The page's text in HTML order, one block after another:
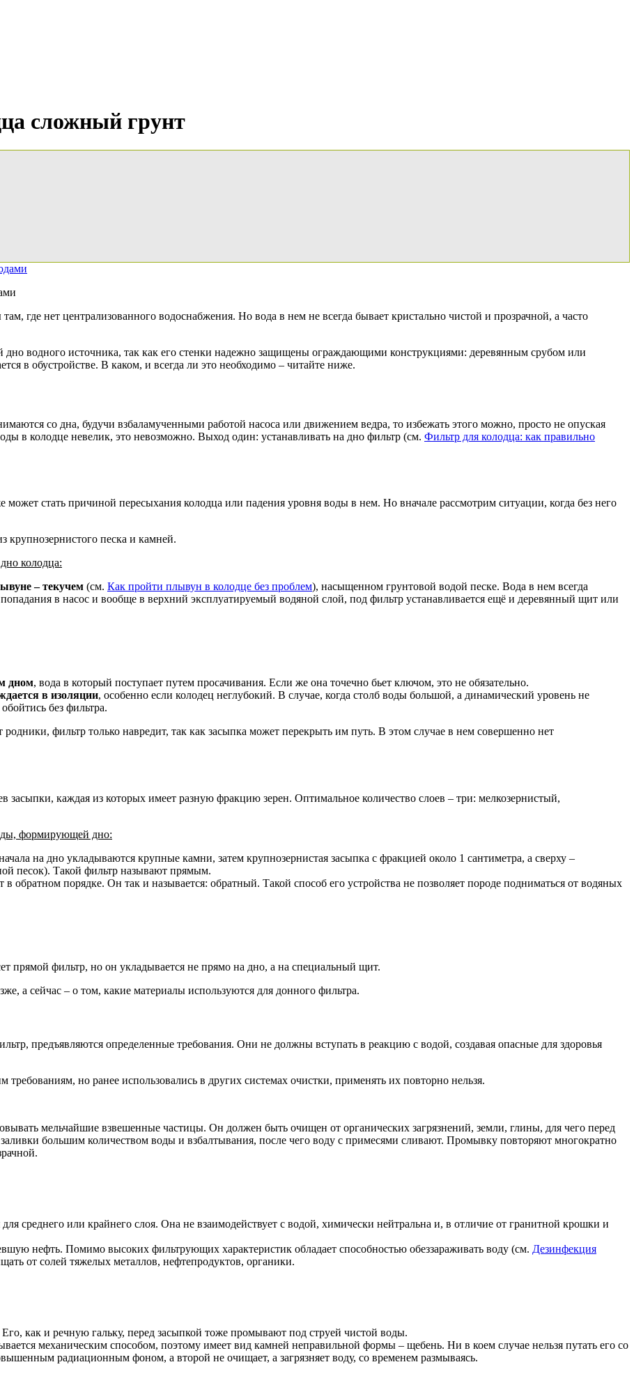
сложный грунт
где нет централизованного водоснабжения. Но вода в нем не всегда бывает кристально чистой и прозрачной, а часто
водного источника, так как его стенки надежно защищены ограждающими конструкциями: деревянным срубом или
в обустройстве. В каком, и всегда ли это необходимо – читайте ниже.
со дна, будучи взбаламученными работой насоса или движением ведра, то избежать этого можно, просто не опуская
в колодце невелик, это невозможно. Выход один: устанавливать на дно фильтр (см. Фильтр для колодца: как правильно
может стать причиной пересыхания колодца или падения уровня воды в нем. Но вначале рассмотрим ситуации, когда без него
крупнозернистого песка и камней.
колодца:
– текучем (см. Как пройти плывун в колодце без проблем), насыщенном грунтовой водой песке. Вода в нем всегда
в насос и вообще в верхний эксплуатируемый водяной слой, под фильтр устанавливается ещё и деревянный щит или
дном, вода в который поступает путем просачивания. Если же она точечно бьет ключом, это не обязательно.
в изоляции, особенно если колодец неглубокий. В случае, когда столб воды большой, а динамический уровень не
без фильтра.
фильтр только навредит, так как засыпка может перекрыть им путь. В этом случае в нем совершенно нет
засыпки, каждая из которых имеет разную фракцию зерен. Оптимальное количество слоев – три: мелкозернистый,
формирующей дно:
на дно укладываются крупные камни, затем крупнозернистая засыпка с фракцией около 1 сантиметра, а сверху –
песок). Такой фильтр называют прямым.
в обратном порядке. Он так и называется: обратный. Такой способ его устройства не позволяет породе подниматься от водяных
прямой фильтр, но он укладывается не прямо на дно, а на специальный щит.
а сейчас – о том, какие материалы используются для донного фильтра.
предъявляются определенные требования. Они не должны вступать в реакцию с водой, создавая опасные для здоровья
но ранее использовались в других системах очистки, применять их повторно нельзя.
мельчайшие взвешенные частицы. Он должен быть очищен от органических загрязнений, земли, глины, для чего перед
большим количеством воды и взбалтывания, после чего воду с примесями сливают. Промывку повторяют многократно
среднего или крайнего слоя. Она не взаимодействует с водой, химически нейтральна и, в отличие от гранитной крошки и
нефть. Помимо высоких фильтрующих характеристик обладает способностью обеззараживать воду (см. Дезинфекция
от солей тяжелых металлов, нефтепродуктов, органики.
как и речную гальку, перед засыпкой тоже промывают под струей чистой воды.
механическим способом, поэтому имеет вид камней неправильной формы – щебень. Ни в коем случае нельзя путать его со
радиационным фоном, а второй не очищает, а загрязняет воду, со временем размываясь.